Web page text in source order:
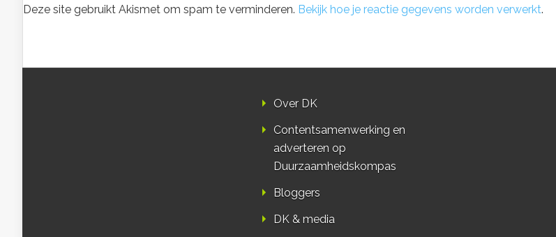
Deze site gebruikt Akismet om spam te verminderen. Bekijk hoe je reactie gegevens worden verwerkt.
Over DK
Contentsamenwerking en
adverteren op
Duurzaamheidskompas
Bloggers
DK & media